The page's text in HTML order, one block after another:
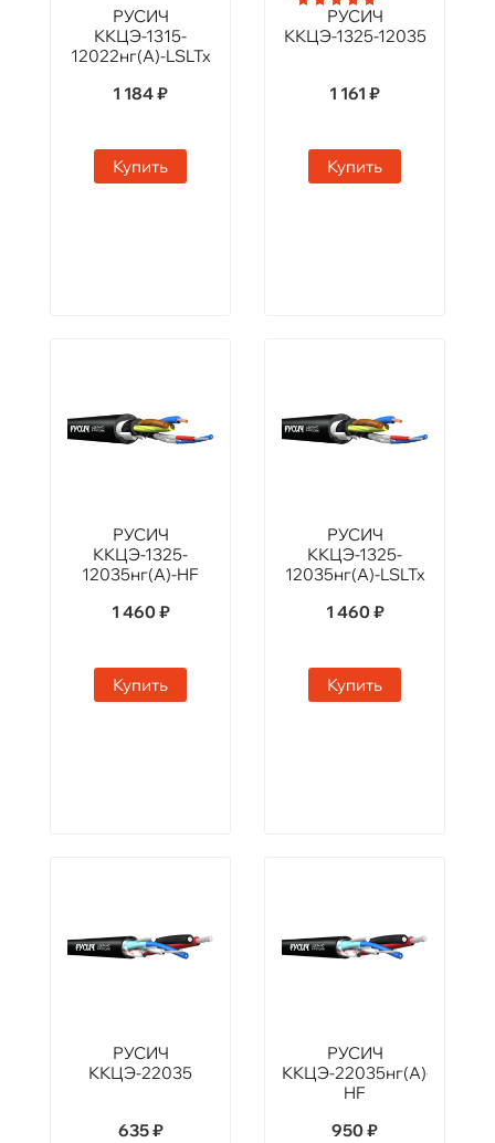
РУСИЧ
ККЦЭ-1315-
12022нг(А)-LSLTx
1 184 ₽
Купить
РУСИЧ
ККЦЭ-1325-12035
1 161 ₽
Купить
РУСИЧ
ККЦЭ-1325-
12035нг(А)-HF
1 460 ₽
Купить
РУСИЧ
ККЦЭ-1325-
12035нг(А)-LSLTx
1 460 ₽
Купить
РУСИЧ
ККЦЭ-22035
635 ₽
РУСИЧ
ККЦЭ-22035нг(А)-
HF
950 ₽